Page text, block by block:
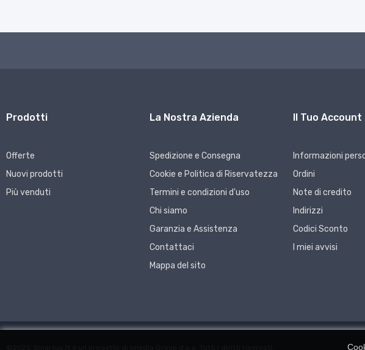
Prodotti
Offerte
Nuovi prodotti
Più venduti
La Nostra Azienda
Spedizione e Consegna
Cookie e Politica di Riservatezza
Termini e condizioni d'uso
Chi siamo
Garanzia e Assistenza
Contattaci
Mappa del sito
Il Tuo Account
Informazioni
Ordini
Note di credito
Indirizzi
Codici Sconto
I miei avvisi